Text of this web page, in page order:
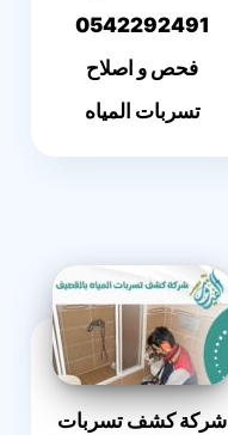
0542292491
فحص و اصلاح
تسربات المياه
شركة كشف تسربات